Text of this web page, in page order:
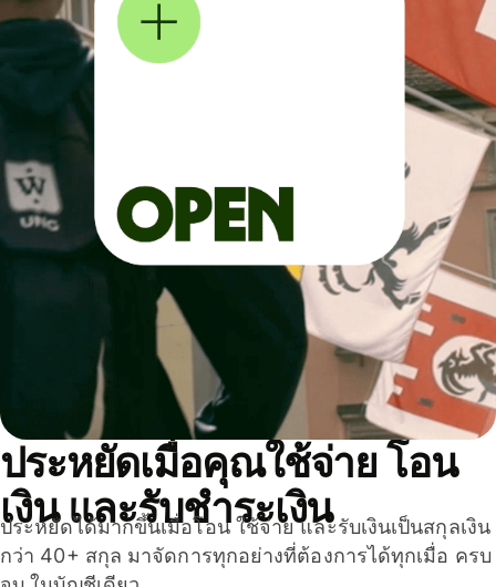
ประหยัดเมื่อคุณใช้จ่าย โอน
เงิน และรับชำระเงิน
ประหยัดได้มากขึ้นเมื่อโอน ใช้จ่าย และรับเงินเป็นสกุลเงิน
กว่า 40+ สกุล มาจัดการทุกอย่างที่ต้องการได้ทุกเมื่อ ครบ